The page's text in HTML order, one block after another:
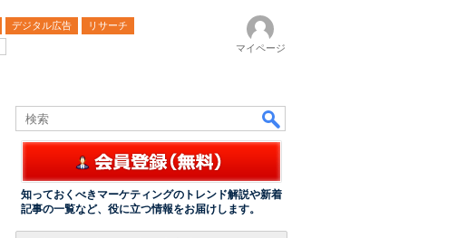
デジタル広告
リサーチ
マイページ
知っておくべきマーケティングのトレンド解説や新着
記事の一覧など、役に立つ情報をお届けします。